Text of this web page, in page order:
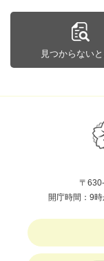
見つからない
〒
開庁時間：9時